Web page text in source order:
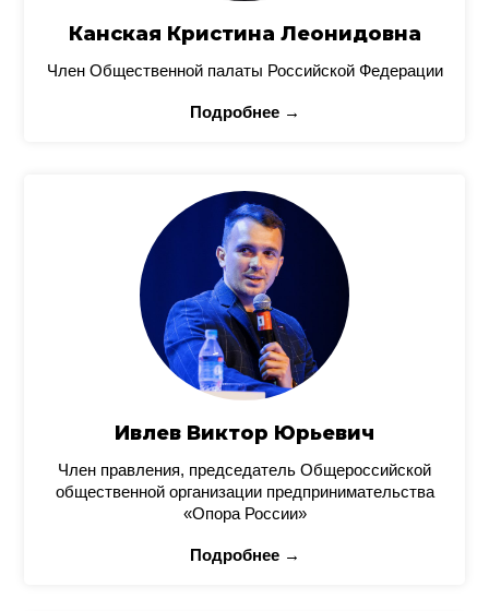
Канская Кристина Леонидовна
Член Общественной палаты Российской Федерации
Подробнее →
Ивлев Виктор Юрьевич
Член правления, председатель Общероссийской
общественной организации предпринимательства
«Опора России»
Подробнее →